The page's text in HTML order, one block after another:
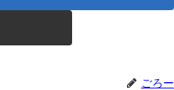
ごろー